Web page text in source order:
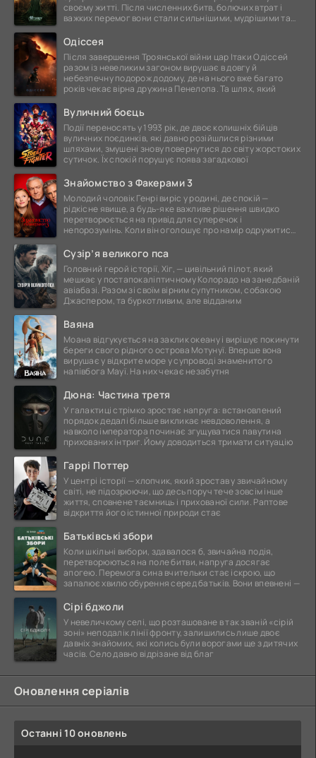
своєму житті. Після численних битв, болючих втрат і
важких перемог вони стали сильнішими, мудрішими та
Одіссея
Після завершення Троянської війни цар Ітаки Одіссей
разом із невеликим загоном вирушає в довгу й
небезпечну подорож додому, де на нього вже багато
років чекає вірна дружина Пенелопа. Та шлях, який
Вуличний боєць
Події переносять у 1993 рік, де двоє колишніх бійців
вуличних поєдинків, які давно розійшлися різними
шляхами, змушені знову повернутися до світу жорстоких
сутичок. Їх спокій порушує поява загадкової
Знайомство з Факерами 3
Молодий чоловік Генрі виріс у родині, де спокій —
рідкісне явище, а будь-яке важливе рішення швидко
перетворюється на привід для суперечок і
непорозумінь. Коли він оголошує про намір одружитися,
Сузір’я великого пса
Головний герой історії, Хіг, — цивільний пілот, який
мешкає у постапокаліптичному Колорадо на занедбаній
авіабазі. Разом зі своїм вірним супутником, собакою
Джаспером, та буркотливим, але відданим
Ваяна
Моана відгукується на заклик океану і вирішує покинути
береги свого рідного острова Мотунуї. Вперше вона
вирушає у відкрите море у супроводі знаменитого
напівбога Мауї. На них чекає незабутня
Дюна: Частина третя
У галактиці стрімко зростає напруга: встановлений
порядок дедалі більше викликає невдоволення, а
навколо імператора починає згущуватися павутина
прихованих інтриг. Йому доводиться тримати ситуацію
Гаррі Поттер
У центрі історії — хлопчик, який зростав у звичайному
світі, не підозрюючи, що десь поруч тече зовсім інше
життя, сповнене таємниць і прихованої сили. Раптове
відкриття його істинної природи стає
Батьківські збори
Коли шкільні вибори, здавалося б, звичайна подія,
перетворюються на поле битви, напруга досягає
апогею. Перемога сина вчительки стає іскрою, що
запалює хвилю обурення серед батьків. Вони впевнені —
Сірі бджоли
У невеличкому селі, що розташоване в так званій «сірій
зоні» неподалік лінії фронту, залишились лише двоє
давніх знайомих, які колись були ворогами ще з дитячих
часів. Село давно відрізане від благ
Оновлення серіалів
Останні 10 оновлень